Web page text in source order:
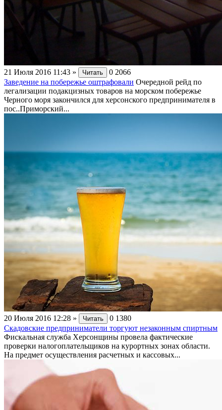
21 Июля 2016 11:43 » Читать 0 2066
Заведение на побережье оштрафовали Очередной рейд по
легализации подакцизных товаров на морском побережье
Черного моря закончился для херсонского предпринимателя в
пос..Приморский...
20 Июля 2016 12:28 » Читать 0 1380
Скадовские предприниматели торгуют незаконным спиртным
Фискальная служба Херсонщины провела фактические
проверки налогоплательщиков на курортных зонах области.
На предмет осуществления расчетных и кассовых...